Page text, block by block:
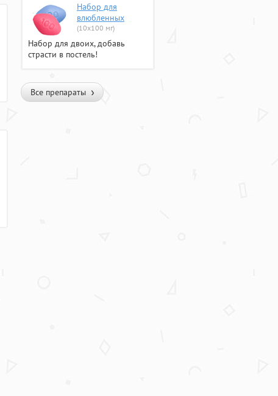
Набор для
влюбленных
(10х100 мг)
Набор для двоих, добавь
страсти в постель!
Все препараты